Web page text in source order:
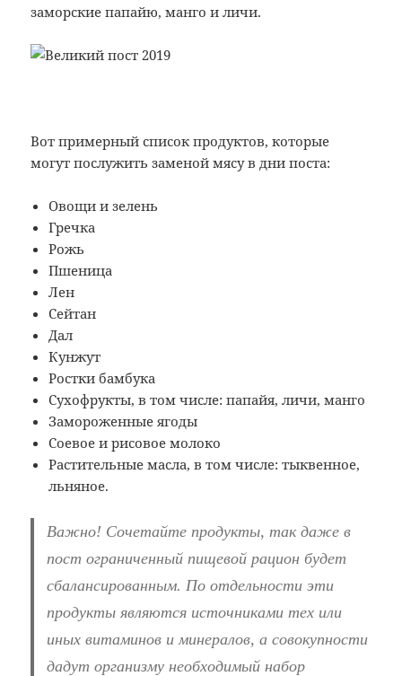
заморские папайю, манго и личи.
Вот примерный список продуктов, которые
могут послужить заменой мясу в дни поста:
Овощи и зелень
Гречка
Рожь
Пшеница
Лен
Сейтан
Дал
Кунжут
Ростки бамбука
Сухофрукты, в том числе: папайя, личи, манго
Замороженные ягоды
Соевое и рисовое молоко
Растительные масла, в том числе: тыквенное,
льняное.
Важно! Сочетайте продукты, так даже в
пост ограниченный пищевой рацион будет
сбалансированным. По отдельности эти
продукты являются источниками тех или
иных витаминов и минералов, а совокупности
дадут организму необходимый набор